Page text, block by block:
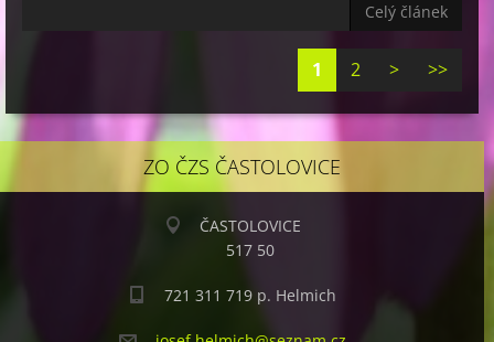
Celý článek
1 2 > >>
ZO ČZS ČASTOLOVICE
ČASTOLOVICE
517 50
721 311 719 p. Helmich